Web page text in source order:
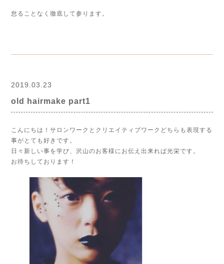
怠ることなく徹底して参ります。
2019.03.23
old hairmake part1
こんにちは！サロンワークとクリエイティブワークどちらも表現する
事がとても好きです。
日々新しい事を学び、沢山のお客様にお伝え出来れば光栄です。
お待ちしております！